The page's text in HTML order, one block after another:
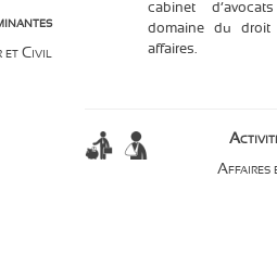
et Civil
cabinet
domaine du droit
affaires.
Affaires